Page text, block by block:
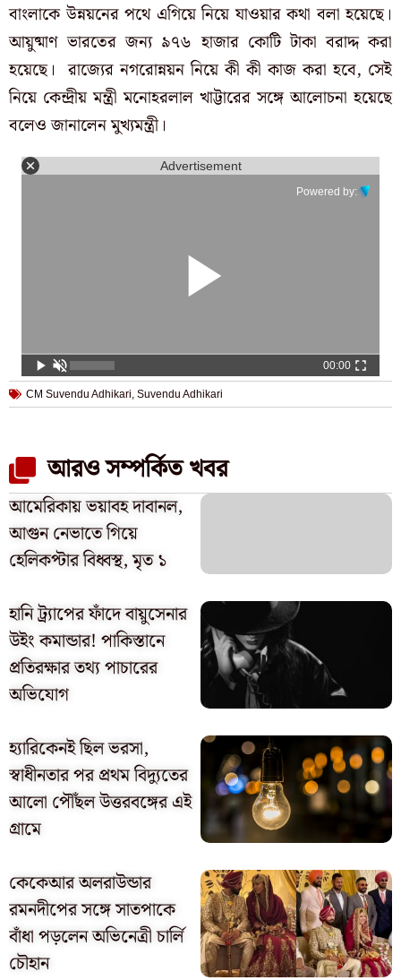
বাংলাকে উন্নয়নের পথে এগিয়ে নিয়ে যাওয়ার কথা বলা হয়েছে।
আয়ুষ্মাণ ভারতের জন্য ৯৭৬ হাজার কোটি টাকা বরাদ্দ করা
হয়েছে। রাজ্যের নগরোন্নয়ন নিয়ে কী কী কাজ করা হবে, সেই
নিয়ে কেন্দ্রীয় মন্ত্রী মনোহরলাল খাট্টারের সঙ্গে আলোচনা হয়েছে
বলেও জানালেন মুখ্যমন্ত্রী।
Advertisement
Powered by:
00:00
CM Suvendu Adhikari, Suvendu Adhikari
আরও সম্পর্কিত খবর
আমেরিকায় ভয়াবহ দাবানল,
আগুন নেভাতে গিয়ে
হেলিকপ্টার বিধ্বস্থ, মৃত ১
হানি ট্র্যাপের ফাঁদে বায়ুসেনার
উইং কমান্ডার! পাকিস্তানে
প্রতিরক্ষার তথ্য পাচারের
অভিযোগ
হ্যারিকেনই ছিল ভরসা,
স্বাধীনতার পর প্রথম বিদ্যুতের
আলো পৌঁছল উত্তরবঙ্গের এই
গ্রামে
কেকেআর অলরাউন্ডার
রমনদীপের সঙ্গে সাতপাকে
বাঁধা পড়লেন অভিনেত্রী চার্লি
চৌহান